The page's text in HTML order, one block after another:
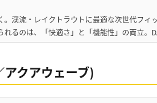
渓流・レイクトラウトに最適な次世代フィ
れるのは、「快適さ」と「機能性」の両立。
クアウェーブ)